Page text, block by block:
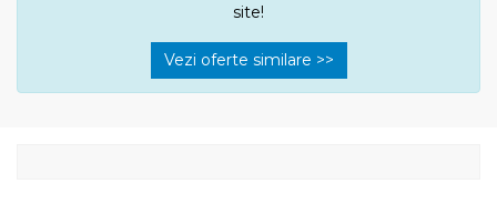
site!
Vezi oferte similare >>